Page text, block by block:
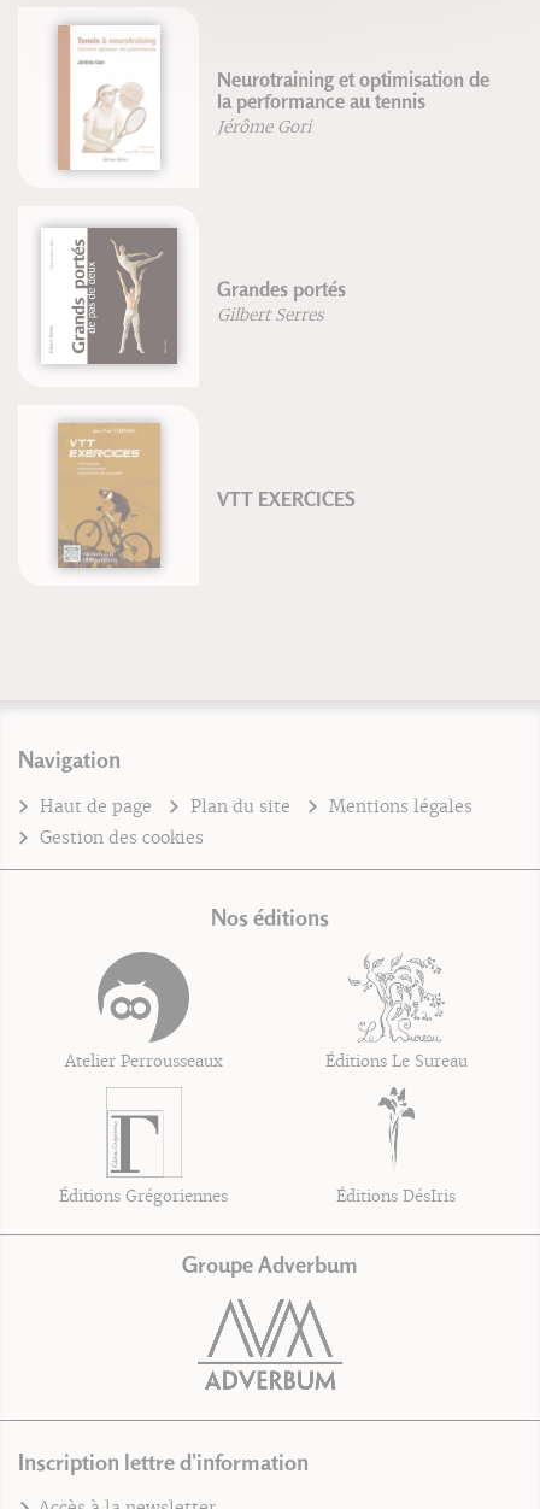
Neurotraining et optimisation de
la performance au tennis
Jérôme Gori
Grandes portés
Gilbert Serres
VTT EXERCICES
Navigation
Haut de page Plan du site
Mentions légales
Gestion des cookies
Nos éditions
Atelier Perrousseaux Éditions Le Sureau
Éditions Grégoriennes Éditions DésIris
Groupe Adverbum
Inscription lettre d'information